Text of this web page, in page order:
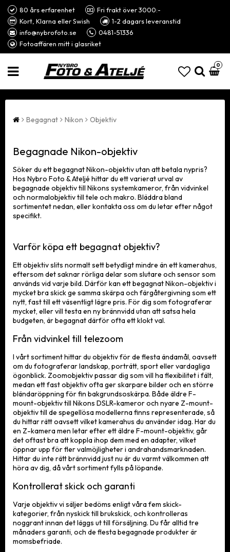
80 års erfarenhet
Fri frakt över 3000:-
Kort, Klarna eller Swish
1-2 dagars leveranstid
info@nybrofoto.se
0481-51336
Fotoaffären mitt i glasriket
0
Begagnat Nikon Objektiv
Begagnade Nikon-objektiv
Söker du ett begagnat Nikon-objektiv utan att betala nypris?
Hos Nybro Foto & Ateljé hittar du ett varierat urval av
begagnade objektiv till Nikons systemkameror, från vidvinkel
och normalobjektiv till tele och makro. Bläddra bland
sortimentet nedan, eller kontakta oss om du letar efter något
specifikt.
Varför köpa ett begagnat objektiv?
Ett objektiv slits normalt sett betydligt mindre än ett kamerahus,
eftersom det saknar rörliga delar som slutare och sensor som
används vid varje bild. Därför kan ett begagnat Nikon-objektiv i
mycket bra skick ge samma skärpa och färgåtergivning som ett
nytt, fast till ett väsentligt lägre pris. För dig som fotograferar
mycket, eller vill testa en ny brännvidd utan att satsa hela
budgeten, är begagnat därför ofta ett klokt val.
Från vidvinkel till telezoom
I vårt sortiment hittar du objektiv för de flesta ändamål, oavsett
om du fotograferar landskap, porträtt, sport eller vardagliga
ögonblick. Zoomobjektiv passar dig som vill ha flexibilitet i fält,
medan ett fast objektiv ofta ger skarpare bilder och en större
bländaröppning för fin bakgrundsoskärpa. Både äldre F-
mount-objektiv till Nikons DSLR-kameror och nyare Z-mount-
objektiv till de spegellösa modellerna finns representerade, så
du hittar rätt oavsett vilket kamerahus du använder idag. Har du
en Z-kamera men letar efter ett äldre F-mount-objektiv, går
det oftast bra att koppla ihop dem med en adapter, vilket
öppnar upp för fler valmöjligheter i andrahandsmarknaden.
Hittar du inte rätt brännvidd just nu är du varmt välkommen att
höra av dig, då vårt sortiment fylls på löpande.
Kontrollerat skick och garanti
Varje objektiv vi säljer bedöms enligt våra fem skick-
kategorier, från nyskick till brukskick, och kontrolleras
noggrant innan det läggs ut till försäljning. Du får alltid tre
månaders garanti, och de flesta begagnade produkter är
momsbefriade.